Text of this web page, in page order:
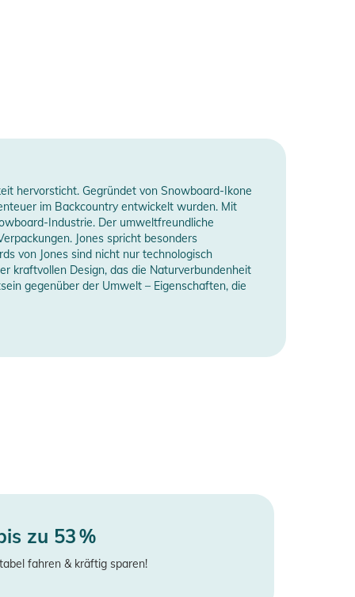
hervorsticht. Gegründet von Snowboard-Ikone
im Backcountry entwickelt wurden. Mit
Industrie. Der umweltfreundliche
Jones spricht besonders
von Jones sind nicht nur technologisch
kraftvollen Design, das die Naturverbundenheit
gegenüber der Umwelt – Eigenschaften, die
zu 53 %
fahren & kräftig sparen!